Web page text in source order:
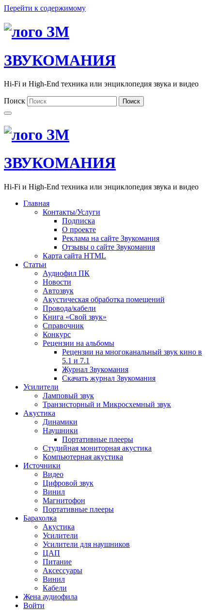
Перейти к содержимому
ЗВУКОМАНИЯ
Hi-Fi и High-End техника или энциклопедия звука и видео
Поиск Поиск
ЗВУКОМАНИЯ
Hi-Fi и High-End техника или энциклопедия звука и видео
Главная
Контакты/Услуги
Подписка
О проекте
Реклама на сайте Звукомания
Отзывы о сайте Звукомания
Карта сайта HTML
Статьи
Аудиофил ПК
Новости
Автозвук
Акустическая обработка помещений
Провода/кабели
Книга «Свой звук»
Справочник
Конкурс
Рецензии на альбомы
Рецензии на многоканальный звук кино в
5.1 и 7.1
Журнал Звукомания
Скачать журнал Звукомания
Усилители
Ламповый звук
Транзисторный и Микросхемный звук
Акустика
Динамики
Наушники
Портативные плееры
Студийная мониторная акустика
Компьютерная акустика
Источники
Видео
Цифровой звук
Винил
Магнитофон
Портативные плееры
Барахолка
Акустика
Усилители
Усилители для наушников
ЦАП
Питание
Аксессуары
Винил
Кабели
Жена аудиофила
Войти